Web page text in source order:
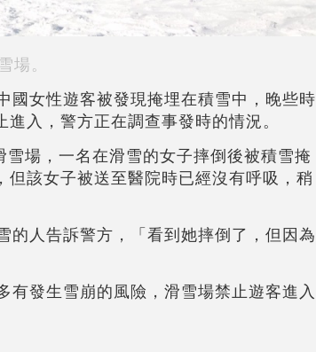
場。
國女性遊客被發現掩埋在積雪中，晚些時
入，警方正在調查事發時的情況。
場，一名在滑雪的女子摔倒後被積雪掩
該女子被送至醫院時已經沒有呼吸，稍
的人告訴警方，「看到她摔倒了，但因為
發生雪崩的風險，滑雪場禁止遊客進入